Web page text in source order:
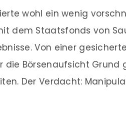
wohl ein wenig
dem Staatsfonds von
Von einer
die Börsenaufsicht
Der Verdacht: